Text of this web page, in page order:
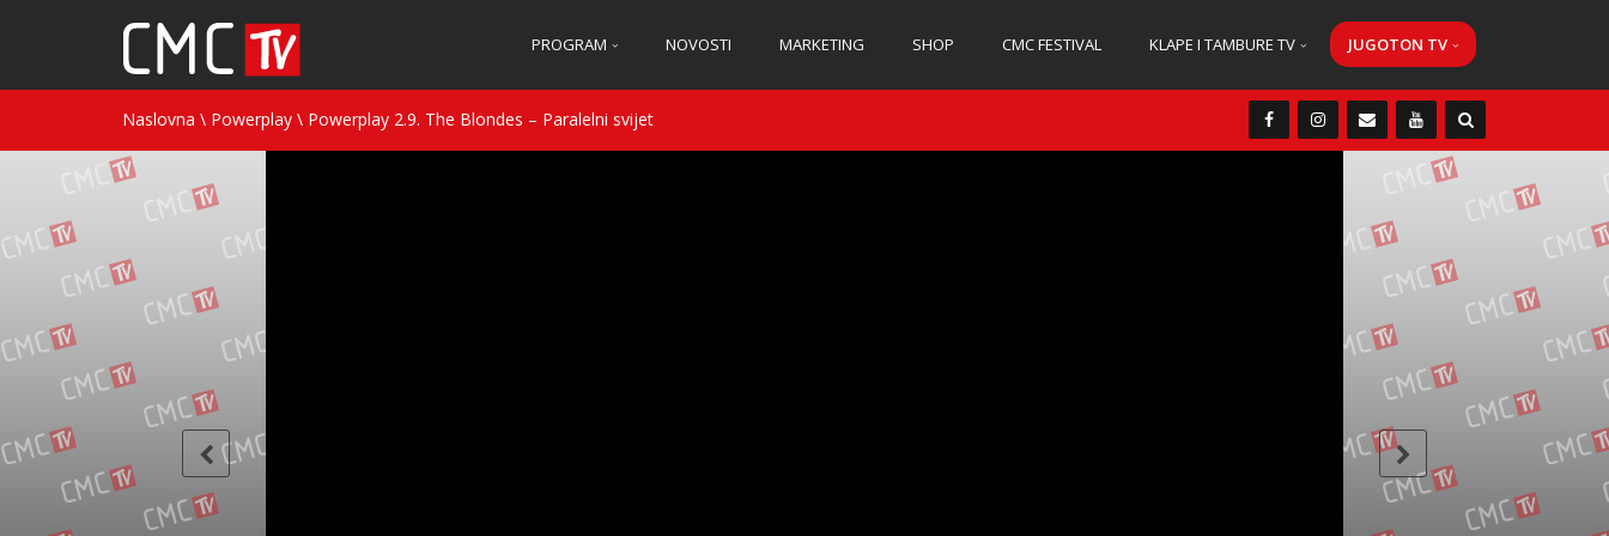
PROGRAM NOVOSTI MARKETING SHOP CMC FESTIVAL KLAPE I TAMBURE TV JUGOTON TV
Naslovna \ Powerplay \ Powerplay 2.9. The Blondes – Paralelni svijet